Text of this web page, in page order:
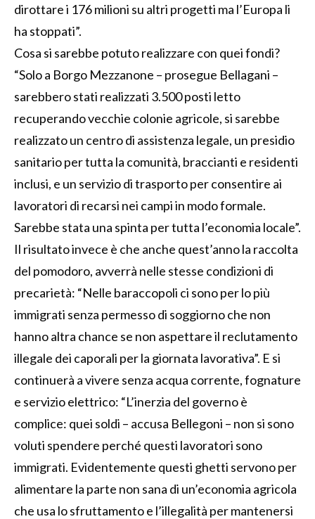
dirottare i 176 milioni su altri progetti ma l’Europa li
ha stoppati”.
Cosa si sarebbe potuto realizzare con quei fondi?
“Solo a Borgo Mezzanone – prosegue Bellagani –
sarebbero stati realizzati 3.500 posti letto
recuperando vecchie colonie agricole, si sarebbe
realizzato un centro di assistenza legale, un presidio
sanitario per tutta la comunità, braccianti e residenti
inclusi, e un servizio di trasporto per consentire ai
lavoratori di recarsi nei campi in modo formale.
Sarebbe stata una spinta per tutta l’economia locale”.
Il risultato invece è che anche quest’anno la raccolta
del pomodoro, avverrà nelle stesse condizioni di
precarietà: “Nelle baraccopoli ci sono per lo più
immigrati senza permesso di soggiorno che non
hanno altra chance se non aspettare il reclutamento
illegale dei caporali per la giornata lavorativa”. E si
continuerà a vivere senza acqua corrente, fognature
e servizio elettrico: “L’inerzia del governo è
complice: quei soldi – accusa Bellegoni – non si sono
voluti spendere perché questi lavoratori sono
immigrati. Evidentemente questi ghetti servono per
alimentare la parte non sana di un’economia agricola
che usa lo sfruttamento e l’illegalità per mantenersi